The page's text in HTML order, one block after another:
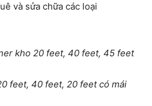
và sửa chữa các loại
kho 20 feet, 40 feet, 45 feet
feet, 40 feet, 20 feet có mái